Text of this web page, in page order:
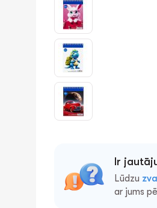
Ir
Lūdzu
ar jums